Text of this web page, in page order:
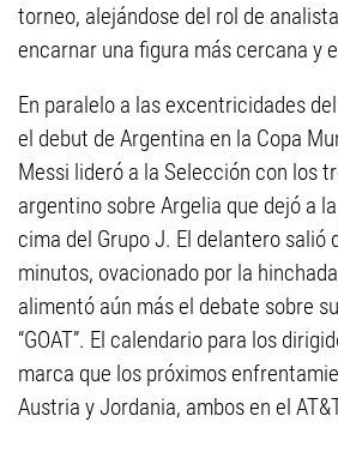
torneo, alejándose del rol de
encarnar una figura más cercana y
En paralelo a las excentricidades
el debut de Argentina en la Copa
Messi lideró a la Selección con los
argentino sobre Argelia que dejó a
cima del Grupo J. El delantero salió
minutos, ovacionado por la
alimentó aún más el debate sobre
“GOAT”. El calendario para los
marca que los próximos
Austria y Jordania, ambos en el